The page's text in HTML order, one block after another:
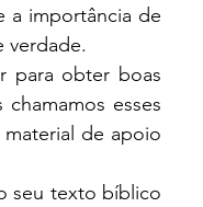
a importância de
verdade.
para obter boas
esses
de apoio
seu texto bíblico